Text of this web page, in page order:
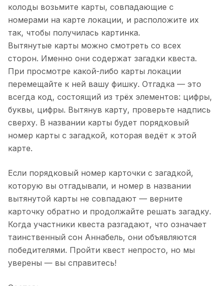
колоды возьмите карты, совпадающие с
номерами на карте локации, и расположите их
так, чтобы получилась картинка.
Вытянутые карты можно смотреть со всех
сторон. Именно они содержат загадки квеста.
При просмотре какой-либо карты локации
перемещайте к ней вашу фишку. Отгадка — это
всегда код, состоящий из трёх элементов: цифры,
буквы, цифры. Вытянув карту, проверьте надпись
сверху. В названии карты будет порядковый
номер карты с загадкой, которая ведёт к этой
карте.
Если порядковый номер карточки с загадкой,
которую вы отгадывали, и номер в названии
вытянутой карты не совпадают — верните
карточку обратно и продолжайте решать загадку.
Когда участники квеста разгадают, что означает
таинственный сон Аннабель, они объявляются
победителями. Пройти квест непросто, но мы
уверены — вы справитесь!